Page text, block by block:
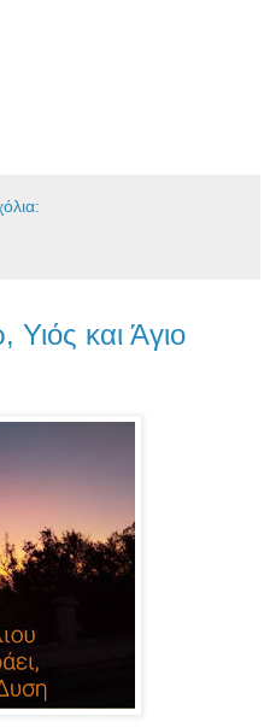
και Άγιο